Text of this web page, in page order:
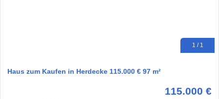
1 / 1
Haus zum Kaufen in Herdecke 115.000 € 97 m²
115.000 €